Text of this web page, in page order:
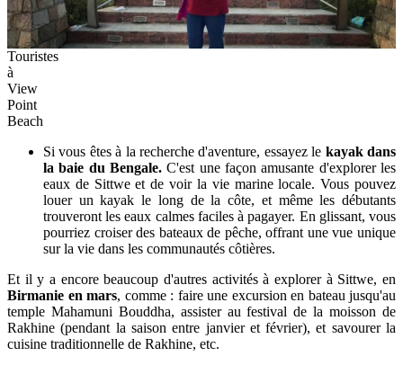
Touristes
à
View
Point
Beach
Si vous êtes à la recherche d'aventure, essayez le kayak dans
la baie du Bengale. C'est une façon amusante d'explorer les
eaux de Sittwe et de voir la vie marine locale. Vous pouvez
louer un kayak le long de la côte, et même les débutants
trouveront les eaux calmes faciles à pagayer. En glissant, vous
pourriez croiser des bateaux de pêche, offrant une vue unique
sur la vie dans les communautés côtières.
Et il y a encore beaucoup d'autres activités à explorer à Sittwe, en
Birmanie en mars, comme : faire une excursion en bateau jusqu'au
temple Mahamuni Bouddha, assister au festival de la moisson de
Rakhine (pendant la saison entre janvier et février), et savourer la
cuisine traditionnelle de Rakhine, etc.